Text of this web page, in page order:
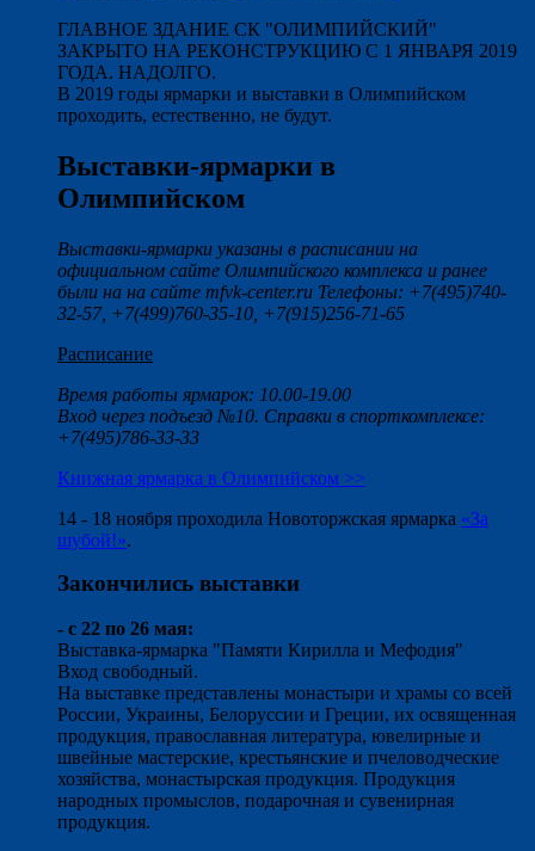
ГЛАВНОЕ ЗДАНИЕ СК "ОЛИМПИЙСКИЙ"
ЗАКРЫТО НА РЕКОНСТРУКЦИЮ С 1 ЯНВАРЯ 2019
ГОДА. НАДОЛГО.
В 2019 годы ярмарки и выставки в Олимпийском
проходить, естественно, не будут.
Выставки-ярмарки в
Олимпийском
Выставки-ярмарки указаны в расписании на
официальном сайте Олимпийского комплекса и ранее
были на на сайте mfvk-center.ru Телефоны: +7(495)740-
32-57, +7(499)760-35-10, +7(915)256-71-65
Расписание
Время работы ярмарок: 10.00-19.00
Вход через подъезд №10. Справки в спорткомплексе:
+7(495)786-33-33
Книжная ярмарка в Олимпийском >>
14 - 18 ноября проходила Новоторжская ярмарка «За
шубой!».
Закончились выставки
- с 22 по 26 мая:
Выставка-ярмарка "Памяти Кирилла и Мефодия"
Вход свободный.
На выставке представлены монастыри и храмы со всей
России, Украины, Белоруссии и Греции, их освященная
продукция, православная литература, ювелирные и
швейные мастерские, крестьянские и пчеловодческие
хозяйства, монастырская продукция. Продукция
народных промыслов, подарочная и сувенирная
продукция.